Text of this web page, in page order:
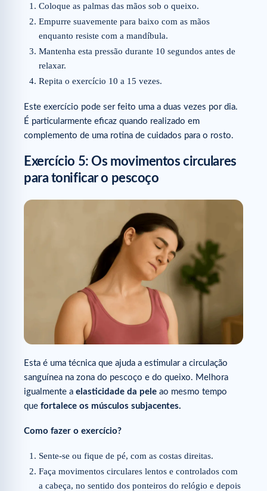
Coloque as palmas das mãos sob o queixo.
Empurre suavemente para baixo com as mãos
enquanto resiste com a mandíbula.
Mantenha esta pressão durante 10 segundos antes de
relaxar.
Repita o exercício 10 a 15 vezes.
Este exercício pode ser feito uma a duas vezes por dia.
É particularmente eficaz quando realizado em
complemento de uma rotina de cuidados para o rosto.
Exercício 5: Os movimentos circulares
para tonificar o pescoço
Esta é uma técnica que ajuda a estimular a circulação
sanguínea na zona do pescoço e do queixo. Melhora
igualmente a elasticidade da pele ao mesmo tempo
que fortalece os músculos subjacentes.
Como fazer o exercício?
Sente-se ou fique de pé, com as costas direitas.
Faça movimentos circulares lentos e controlados com
a cabeça, no sentido dos ponteiros do relógio e depois